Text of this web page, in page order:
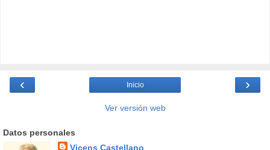
‹ ›
Inicio
Ver versión web
Datos personales
Vicens Castellano